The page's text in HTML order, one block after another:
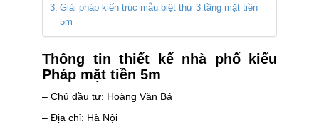
Giải pháp kiến trúc mẫu biệt thự 3 tầng mặt tiền
5m
Thông tin thiết kế nhà phố kiểu
Pháp mặt tiền 5m
– Chủ đầu tư: Hoàng Văn Bá
– Địa chỉ: Hà Nội